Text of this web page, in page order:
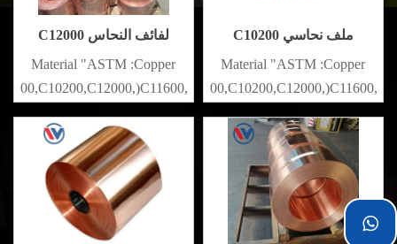
لفائف النحاس C12000
C12000
Material "ASTM :Copper
{#$$^}
ملف نحاسي C10200
C10200
Material "ASTM :Copper
(C10200,C11000,C10100,C10200,C12000,)C11600,
{#$$^}
